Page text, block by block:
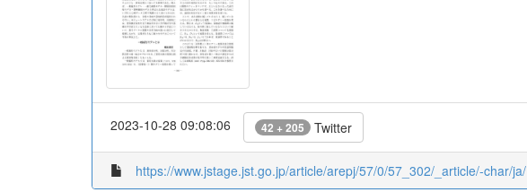
2023-10-28 09:08:06 42 + 205 Twitter
https://www.jstage.jst.go.jp/article/arepj/57/0/57_302/_article/-char/ja/